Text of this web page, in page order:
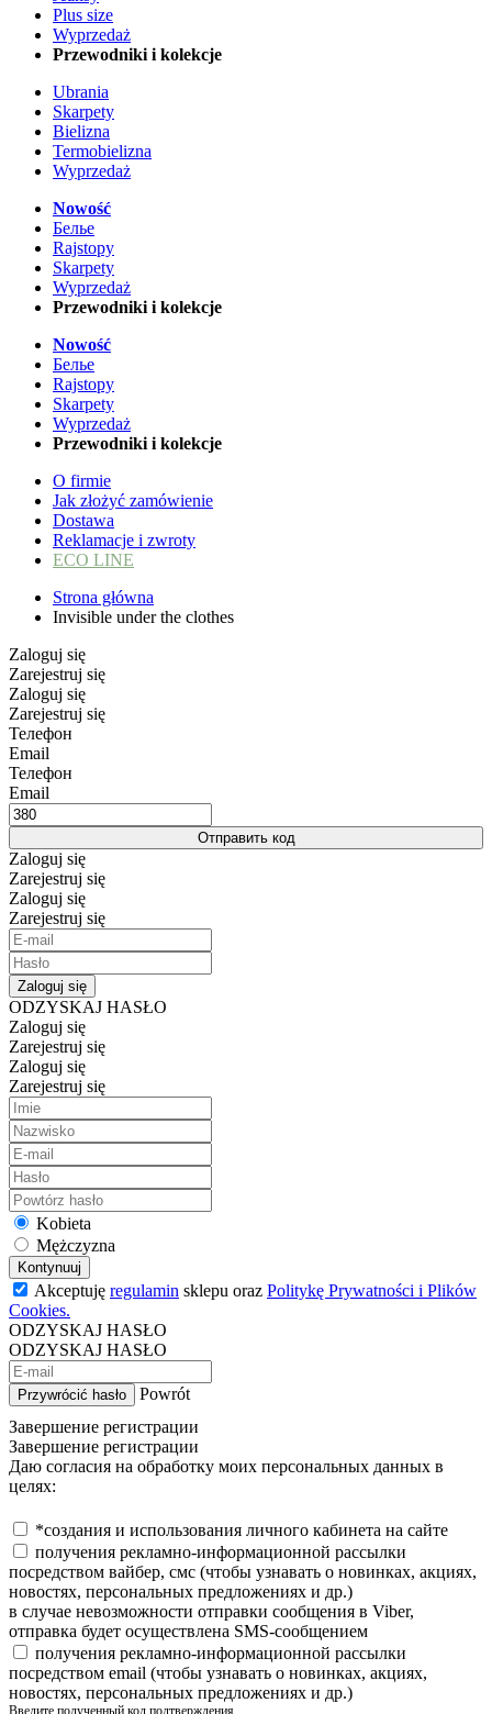
Plus size
Wyprzedaż
Przewodniki i kolekcje
Ubrania
Skarpety
Bielizna
Termobielizna
Wyprzedaż
Nowość
Белье
Rajstopy
Skarpety
Wyprzedaż
Przewodniki i kolekcje
Nowość
Белье
Rajstopy
Skarpety
Wyprzedaż
Przewodniki i kolekcje
O firmie
Jak złożyć zamówienie
Dostawa
Reklamacje i zwroty
ECO LINE
Strona główna
Invisible under the clothes
Zaloguj się
Zarejestruj się
Zaloguj się
Zarejestruj się
Телефон
Email
Телефон
Email
Отправить код
Zaloguj się
Zarejestruj się
Zaloguj się
Zarejestruj się
Zaloguj się
ODZYSKAJ HASŁO
Zaloguj się
Zarejestruj się
Zaloguj się
Zarejestruj się
Kobieta
Mężczyzna
Kontynuuj
Akceptuję regulamin sklepu oraz Politykę Prywatności i Plików
Cookies.
ODZYSKAJ HASŁO
ODZYSKAJ HASŁO
Przywrócić hasło
Powrót
Завершение регистрации
Завершение регистрации
Даю согласия на обработку моих персональных данных в
целях:
*создания и использования личного кабинета на сайте
получения рекламно-информационной рассылки
посредством вайбер, смс (чтобы узнавать о новинках, акциях,
новостях, персональных предложениях и др.)
в случае невозможности отправки сообщения в Viber,
отправка будет осуществлена SMS-сообщением
получения рекламно-информационной рассылки
посредством email (чтобы узнавать о новинках, акциях,
новостях, персональных предложениях и др.)
Введите полученный код подтверждения